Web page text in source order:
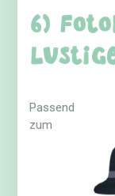
6)
Passend
zum